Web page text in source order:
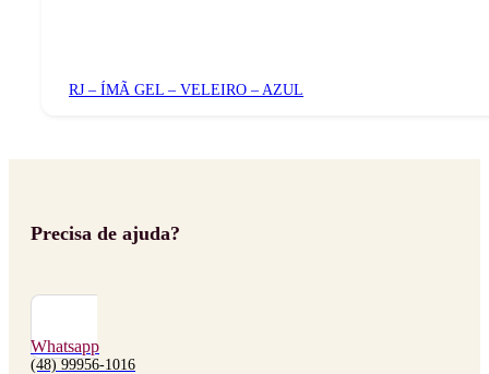
RJ – ÍMÃ GEL – VELEIRO – AZUL
Precisa de ajuda?
Whatsapp
(48) 99956-1016